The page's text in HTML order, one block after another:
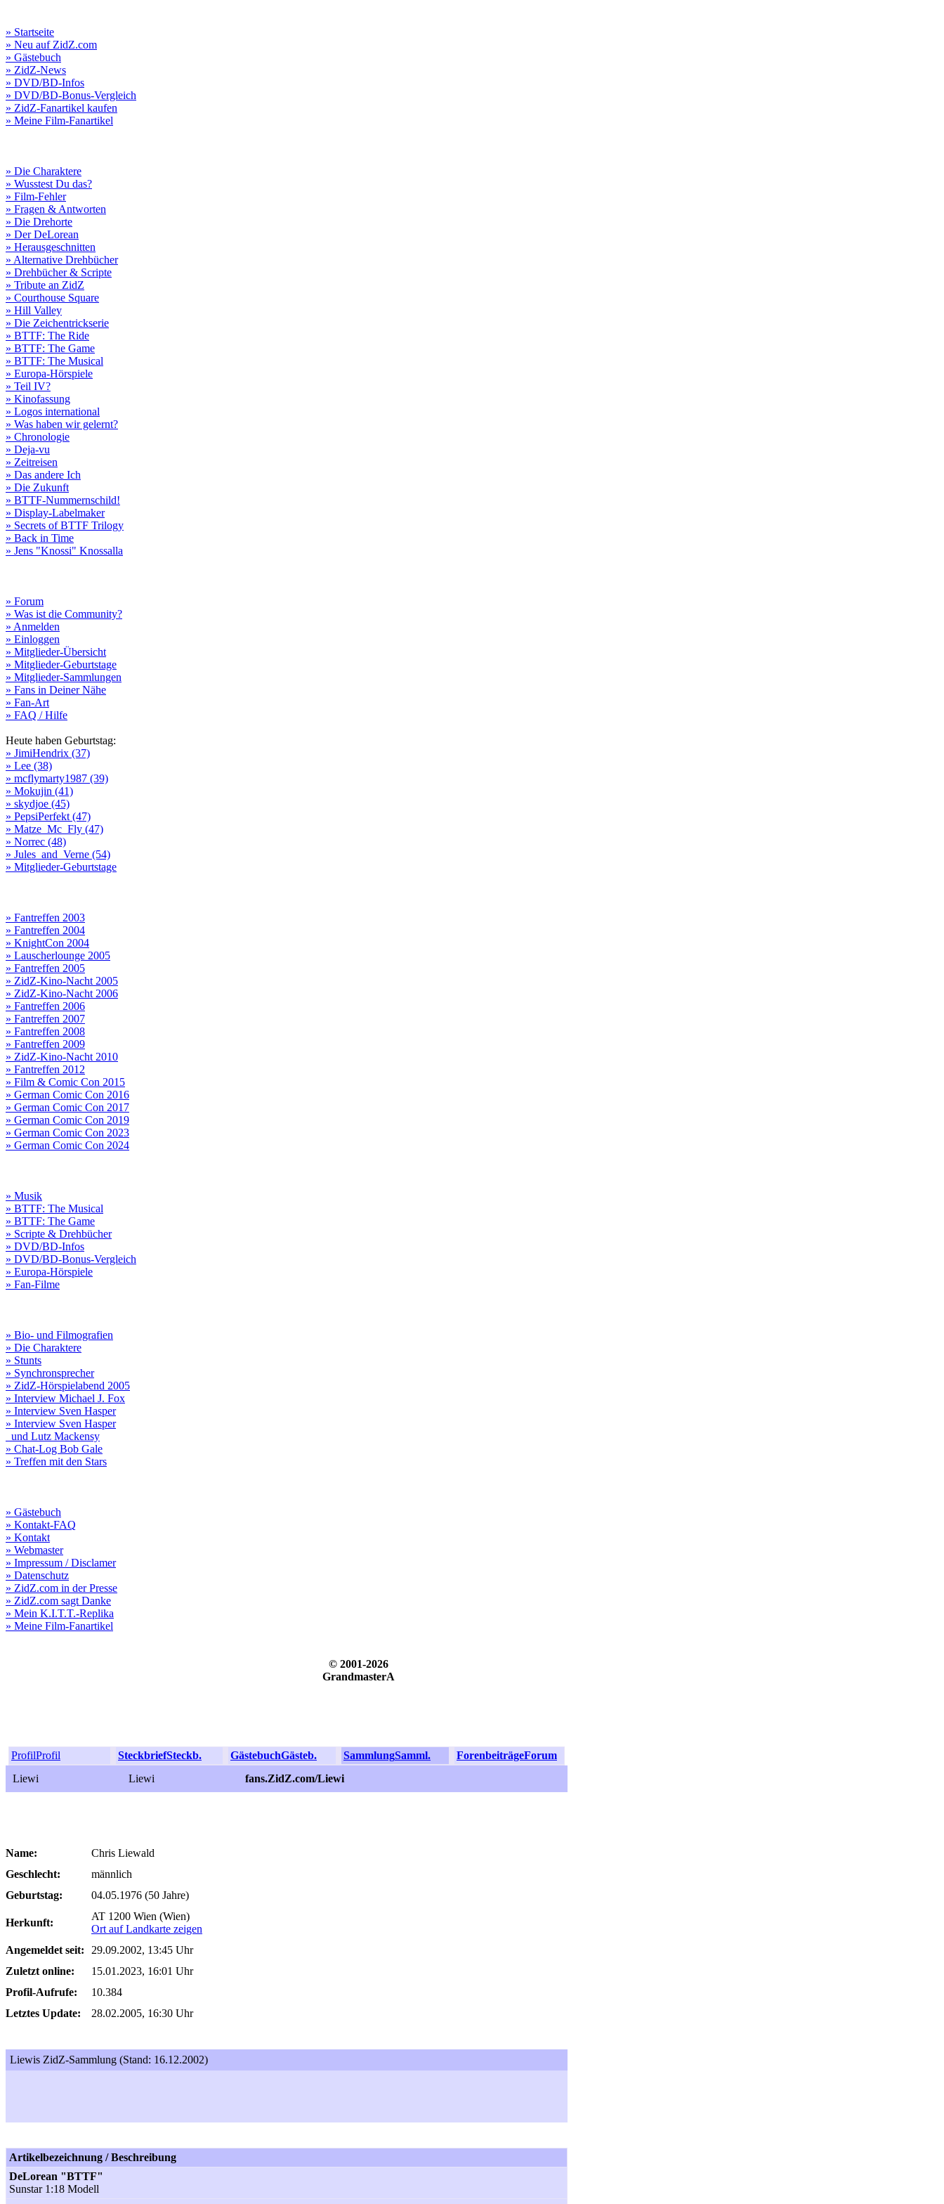
» Startseite
» Neu auf ZidZ.com
» Gästebuch
» ZidZ-News
» DVD/BD-Infos
» DVD/BD-Bonus-Vergleich
» ZidZ-Fanartikel kaufen
» Meine Film-Fanartikel
» Die Charaktere
» Wusstest Du das?
» Film-Fehler
» Fragen & Antworten
» Die Drehorte
» Der DeLorean
» Herausgeschnitten
» Alternative Drehbücher
» Drehbücher & Scripte
» Tribute an ZidZ
» Courthouse Square
» Hill Valley
» Die Zeichentrickserie
» BTTF: The Ride
» BTTF: The Game
» BTTF: The Musical
» Europa-Hörspiele
» Teil IV?
» Kinofassung
» Logos international
» Was haben wir gelernt?
» Chronologie
» Deja-vu
» Zeitreisen
» Das andere Ich
» Die Zukunft
» BTTF-Nummernschild!
» Display-Labelmaker
» Secrets of BTTF Trilogy
» Back in Time
» Jens "Knossi" Knossalla
» Forum
» Was ist die Community?
» Anmelden
» Einloggen
» Mitglieder-Übersicht
» Mitglieder-Geburtstage
» Mitglieder-Sammlungen
» Fans in Deiner Nähe
» Fan-Art
» FAQ / Hilfe
Heute haben Geburtstag:
» JimiHendrix (37)
» Lee (38)
» mcflymarty1987 (39)
» Mokujin (41)
» skydjoe (45)
» PepsiPerfekt (47)
» Matze_Mc_Fly (47)
» Norrec (48)
» Jules_and_Verne (54)
» Mitglieder-Geburtstage
» Fantreffen 2003
» Fantreffen 2004
» KnightCon 2004
» Lauscherlounge 2005
» Fantreffen 2005
» ZidZ-Kino-Nacht 2005
» ZidZ-Kino-Nacht 2006
» Fantreffen 2006
» Fantreffen 2007
» Fantreffen 2008
» Fantreffen 2009
» ZidZ-Kino-Nacht 2010
» Fantreffen 2012
» Film & Comic Con 2015
» German Comic Con 2016
» German Comic Con 2017
» German Comic Con 2019
» German Comic Con 2023
» German Comic Con 2024
» Musik
» BTTF: The Musical
» BTTF: The Game
» Scripte & Drehbücher
» DVD/BD-Infos
» DVD/BD-Bonus-Vergleich
» Europa-Hörspiele
» Fan-Filme
» Bio- und Filmografien
» Die Charaktere
» Stunts
» Synchronsprecher
» ZidZ-Hörspielabend 2005
» Interview Michael J. Fox
» Interview Sven Hasper
» Interview Sven Hasper
und Lutz Mackensy
» Chat-Log Bob Gale
» Treffen mit den Stars
» Gästebuch
» Kontakt-FAQ
» Kontakt
» Webmaster
» Impressum / Disclamer
» Datenschutz
» ZidZ.com in der Presse
» ZidZ.com sagt Danke
» Mein K.I.T.T.-Replika
» Meine Film-Fanartikel
© 2001-2026
GrandmasterA
ProfilProfil SteckbriefSteckb. GästebuchGästeb. SammlungSamml. ForenbeiträgeForum
Liewi
Liewi fans.ZidZ.com/Liewi
Name:
Chris Liewald
Geschlecht:
männlich
Geburtstag:
04.05.1976 (50 Jahre)
Herkunft:
AT 1200 Wien (Wien)
Ort auf Landkarte zeigen
Angemeldet seit:
29.09.2002, 13:45 Uhr
Zuletzt online:
15.01.2023, 16:01 Uhr
Profil-Aufrufe:
10.384
Letztes Update:
28.02.2005, 16:30 Uhr
Liewis ZidZ-Sammlung (Stand: 16.12.2002)
Artikelbezeichnung / Beschreibung
DeLorean "BTTF"
Sunstar 1:18 Modell